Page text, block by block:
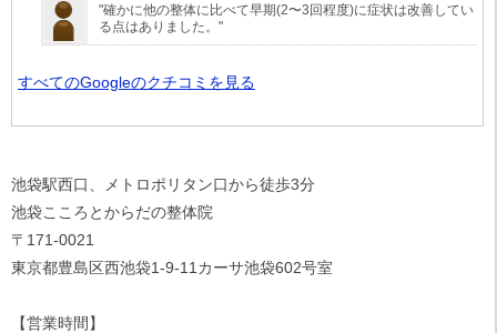
"確かに他の整体に比べて早期(2〜3回程度)に症状は改善してい
る点はありました。"
すべてのGoogleのクチコミを見る
池袋駅西口、メトロポリタン口から徒歩3分
池袋こころとからだの整体院
〒171-0021
東京都豊島区西池袋1-9-11カーサ池袋602号室
【営業時間】